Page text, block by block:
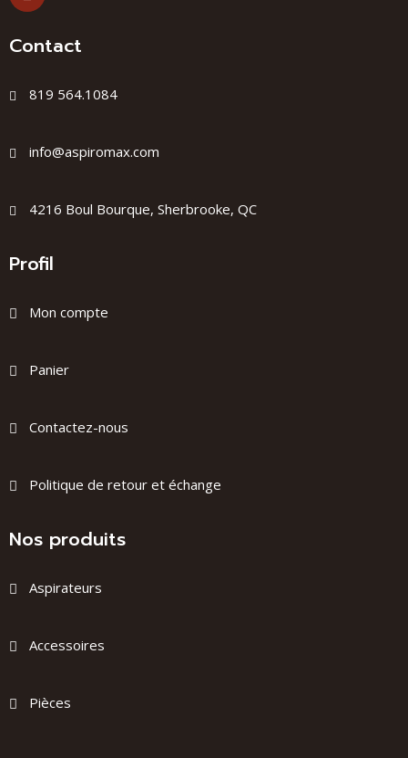
Contact
819 564.1084
info@aspiromax.com
4216 Boul Bourque, Sherbrooke, QC
Profil
Mon compte
Panier
Contactez-nous
Politique de retour et échange
Nos produits
Aspirateurs
Accessoires
Pièces